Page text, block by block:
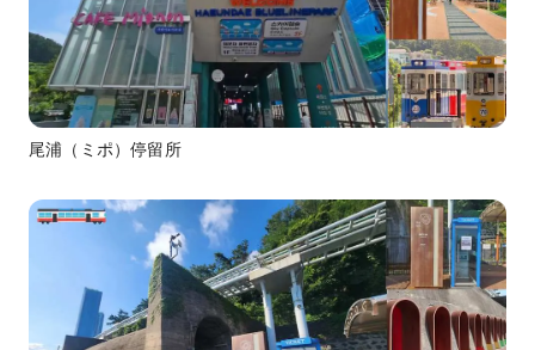
尾浦（ミポ）停留所